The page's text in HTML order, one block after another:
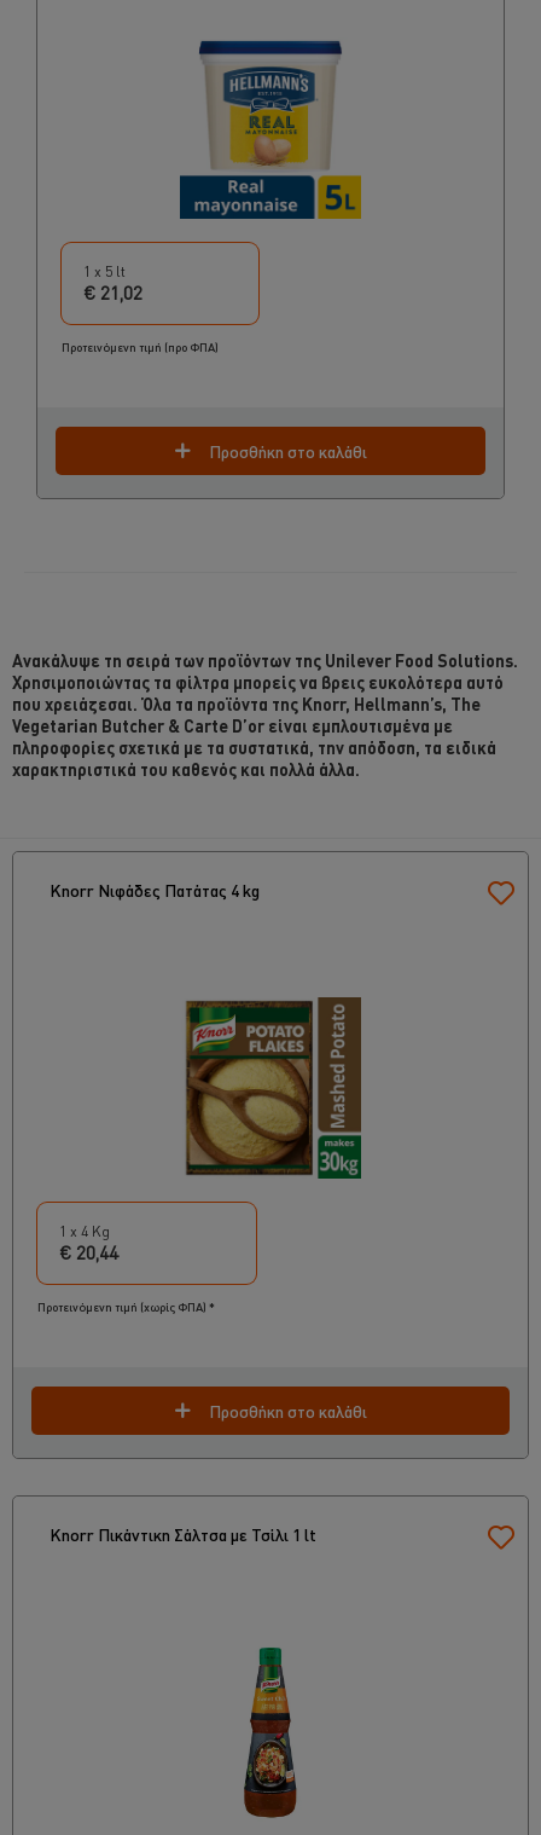
1 x 5 lt
€ 21,02
Προτεινόμενη τιμή (προ ΦΠΑ)
Προσθήκη στο καλάθι
Ανακάλυψε τη σειρά των προϊόντων της Unilever Food Solutions.
Χρησιμοποιώντας τα φίλτρα μπορείς να βρεις ευκολότερα αυτό
που χρειάζεσαι. Όλα τα προϊόντα της Knorr, Hellmann’s, The
Vegetarian Butcher & Carte D’or είναι εμπλουτισμένα με
πληροφορίες σχετικά με τα συστατικά, την απόδοση, τα ειδικά
χαρακτηριστικά του καθενός και πολλά άλλα.
Knorr Νιφάδες Πατάτας 4 kg
1 x 4 Kg
€ 20,44
Προτεινόμενη τιμή (χωρίς ΦΠΑ) *
Προσθήκη στο καλάθι
Knorr Πικάντικη Σάλτσα με Τσίλι 1 lt